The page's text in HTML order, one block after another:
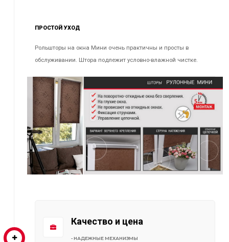
ПРОСТОЙ УХОД
Рольшторы на окна Мини очень практичны и просты в
обслуживании. Штора подлежит условно-влажной чистке.
Качество и цена
- НАДЕЖНЫЕ МЕХАНИЗМЫ